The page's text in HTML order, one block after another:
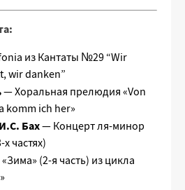
из Кантаты №29 “Wir
wir danken”
— Хоральная прелюдия «Von
komm ich her»
Бах— Концерт ля-минор
частях)
(2-я часть) из цикла